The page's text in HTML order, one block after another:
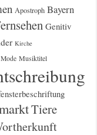
Apostroph Bayern
Genitiv
Kirche
Mode Musiktitel
Tiere